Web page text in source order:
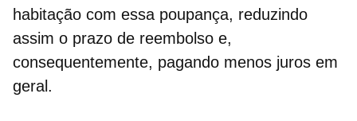
habitação com essa poupança, reduzindo
assim o prazo de reembolso e,
consequentemente, pagando menos juros em
geral .